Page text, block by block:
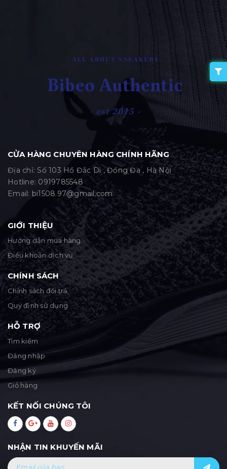
CỬA HÀNG CHUYÊN HÀNG CHÍNH HÃNG
Địa chỉ: Số 103 Hồ Đắc Di , Đống Đa , Hà Nội
Hotline: 0919785548
Email: bi1508.97@gmail.com
GIỚI THIỆU
Hướng dẫn mua hàng
Điều khoản dịch vụ
CHÍNH SÁCH
Chính sách đổi trả
Quy định sử dụng
HỖ TRỢ
Tìm kiếm
Đăng nhập
Đăng ký
Giỏ hàng
KẾT NỐI CHÚNG TÔI
NHẬN TIN KHUYẾN MÃI